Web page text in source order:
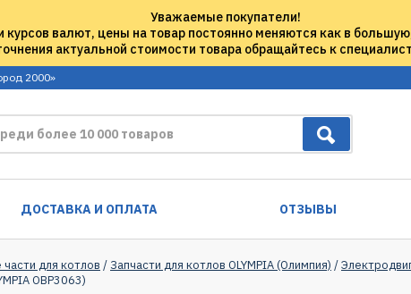
Уважаемые покупатели!
курсов валют, цены на товар постоянно меняются как в
актуальной стоимости товара обращайтесь к
2000»
ДОСТАВКА И ОПЛАТА ОТЗЫВЫ
для котлов /Запчасти для котлов OLYMPIA (Олимпия) /
OBP3063)